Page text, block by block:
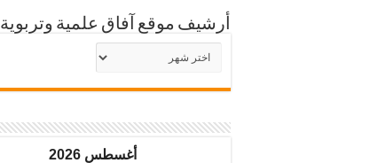
أرشيف موقع آفاق علمية وتربوية
أرشيف
موقع
أغسطس 2026